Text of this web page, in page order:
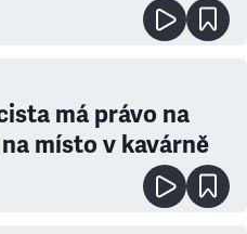
má právo na
místo v kavárně